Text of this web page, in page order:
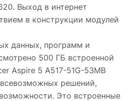
Выход в интернет
в конструкции модулей
данных, программ и
500 ГБ встроенной
Aspire 5 A517-51G-53MB
решений,
Это встроенные